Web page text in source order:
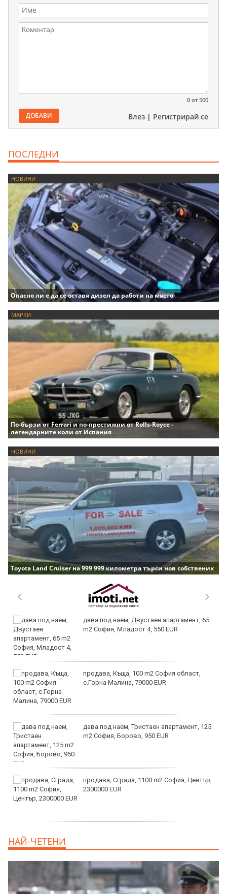
0 от 500
ДОБАВИ Влез | Регистрирай се
ПОСЛЕДНИ
НОВИНИ
Опасно ли е да се оставя дизел да работи на място
МАРКИ
По-бързи от Ferrari и по-престижни от Rolls-Royce -
легендарните коли от Испания
НОВИНИ
Toyota Land Cruiser на 999 999 километра търси нов собственик
дава под наем, Двустаен апартамент, 65
m2 София, Младост 4, 550 EUR
продава, Къща, 100 m2 София област,
с.Горна Малина, 79000 EUR
дава под наем, Тристаен апартамент, 125
m2 София, Борово, 950 EUR
продава, Сграда, 1100 m2 София, Център,
2300000 EUR
НАЙ-ЧЕТЕНИ